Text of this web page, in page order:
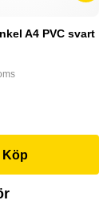
A4 PVC svart
Köp